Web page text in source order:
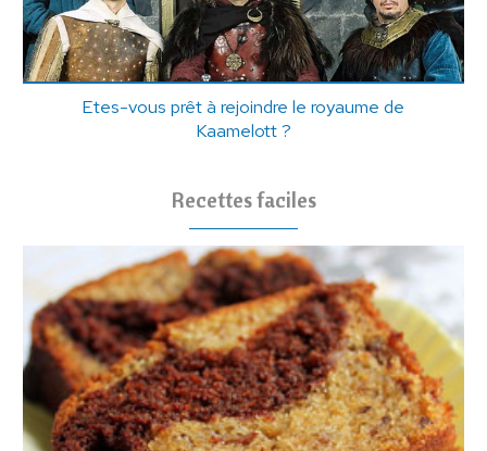
Etes-vous prêt à rejoindre le royaume de
Kaamelott ?
Recettes faciles